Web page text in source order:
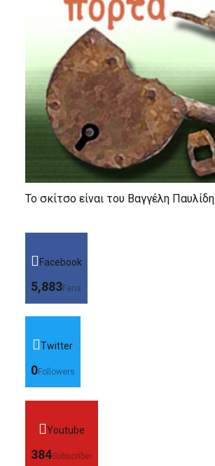
Το σκίτσο είναι του Βαγγέλη Παυλίδη
Facebook
5,883Fans
Twitter
0Followers
Youtube
384Subscriber